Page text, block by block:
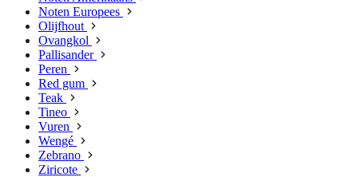
Noten Europees
Olijfhout
Ovangkol
Pallisander
Peren
Red gum
Teak
Tineo
Vuren
Wengé
Zebrano
Ziricote